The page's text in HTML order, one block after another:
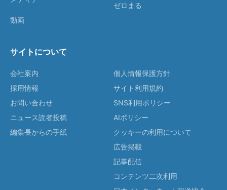
動画
ゼロまる
サイトについて
会社案内
採用情報
お問い合わせ
ニュース読者投稿
編集長からの手紙
個人情報保護方針
サイト利用規約
SNS利用ポリシー
AIポリシー
クッキーの利用について
広告掲載
記事配信
コンテンツ二次利用